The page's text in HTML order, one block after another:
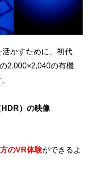
かすために、初代
2,000×2,040の有機
）の映像
のVR体験ができるよ